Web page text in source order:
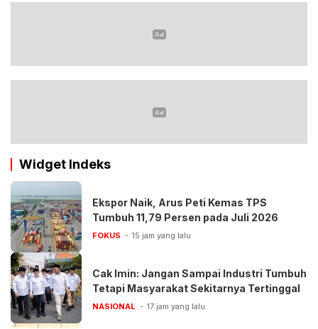
Widget Indeks
Ekspor Naik, Arus Peti Kemas TPS
Tumbuh 11,79 Persen pada Juli 2026
FOKUS 15 jam yang lalu
Cak Imin: Jangan Sampai Industri Tumbuh
Tetapi Masyarakat Sekitarnya Tertinggal
NASIONAL 17 jam yang lalu